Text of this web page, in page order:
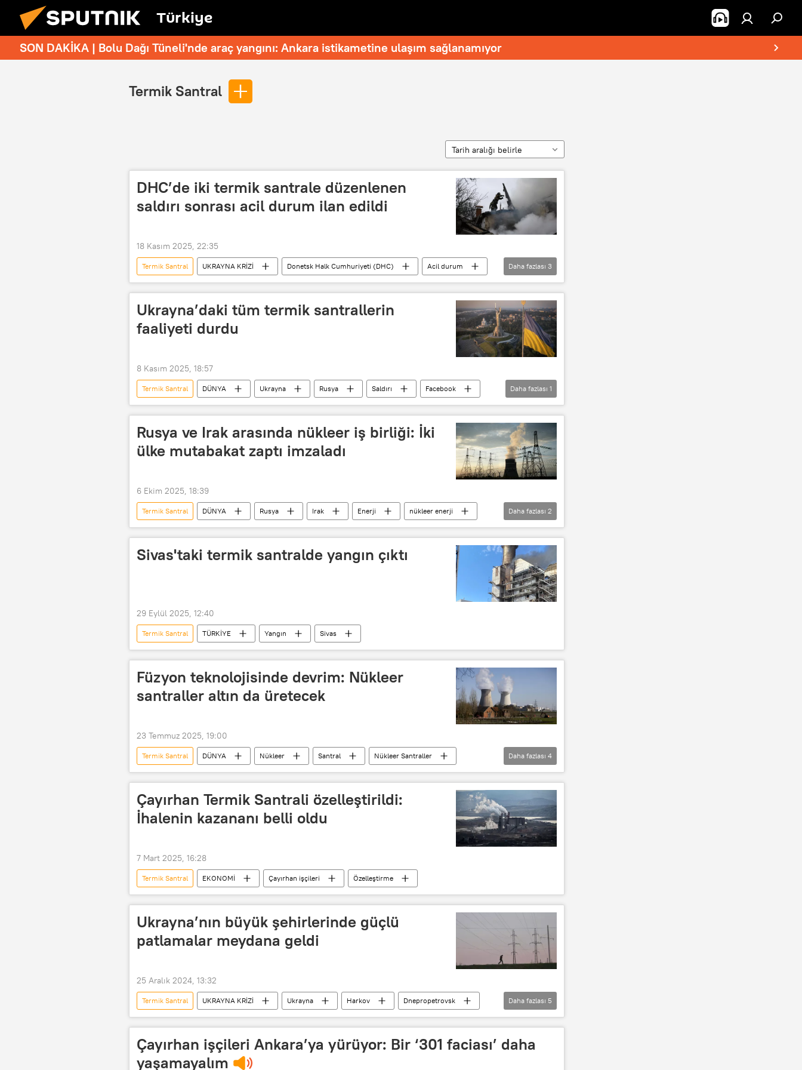
Türkiye
SON DAKİKA | Bolu Dağı Tüneli'nde araç yangını: Ankara istikametine ulaşım sağlanamıyor
Termik Santral
Tarih aralığı belirle
DHC’de iki termik santrale düzenlenen
saldırı sonrası acil durum ilan edildi
18 Kasım 2025, 22:35
Termik Santral UKRAYNA KRİZİ Donetsk Halk Cumhuriyeti (DHC)
Acil durum
Ukrayna Silahlı Kuvvetleri
Denis Puşilin Ukrayna
Daha fazlası 3
Ukrayna’daki tüm termik santrallerin
faaliyeti durdu
8 Kasım 2025, 18:57
Termik Santral DÜNYA Ukrayna Rusya Saldırı
Facebook
Elektrik santrali
Daha fazlası 1
Rusya ve Irak arasında nükleer iş birliği: İki
ülke mutabakat zaptı imzaladı
6 Ekim 2025, 18:39
Termik Santral DÜNYA Rusya Irak Enerji
nükleer enerji
Elektrik
Yatırım
Daha fazlası 2
Sivas'taki termik santralde yangın çıktı
29 Eylül 2025, 12:40
Termik Santral TÜRKİYE Yangın Sivas
Füzyon teknolojisinde devrim: Nükleer
santraller altın da üretecek
23 Temmuz 2025, 19:00
Termik Santral DÜNYA Nükleer Santral
Nükleer Santraller
Akkuyu Nükleer Güç Santrali (NGS)
Nükleer santral
Elektrik santrali
Daha fazlası 4
Çayırhan Termik Santrali özelleştirildi:
İhalenin kazananı belli oldu
7 Mart 2025, 16:28
Termik Santral EKONOMİ Çayırhan işçileri Özelleştirme
Ukrayna’nın büyük şehirlerinde güçlü
patlamalar meydana geldi
25 Aralık 2024, 13:32
Termik Santral UKRAYNA KRİZİ Ukrayna Harkov
Dnepropetrovsk
Sergey Lebedev
Rus ordusu Ukrayna Silahlı Kuvvetleri
Patlama
Daha fazlası 5
Çayırhan işçileri Ankara’ya yürüyor: Bir ‘301 faciası’ daha
yaşamayalım